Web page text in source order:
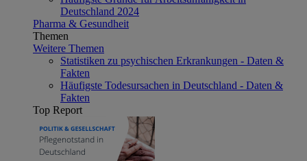
Deutschland 2024
Pharma & Gesundheit
Themen
Weitere Themen
Statistiken zu psychischen Erkrankungen - Daten &
Fakten
Häufigste Todesursachen in Deutschland - Daten &
Fakten
Top Report